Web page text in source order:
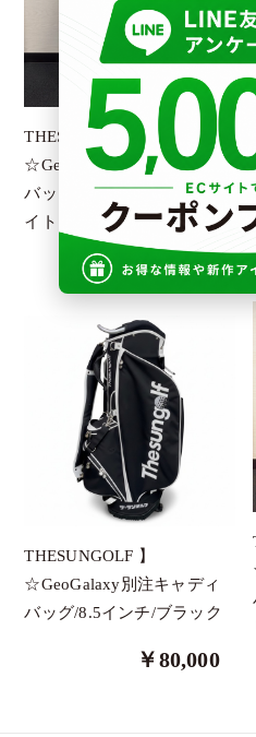
THESUNGOLF 】
☆GeoGalaxy別注キャディ
バッグ/8.5インチ/オフホワ
イト
￥80,000
THESUNGOLF 】
☆GeoGalaxy別注キャディ
バッグ/8.5インチ/ブラック
￥80,000